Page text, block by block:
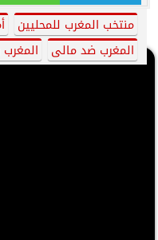
منتخب المغرب للمحليين
المغرب ضد مالى